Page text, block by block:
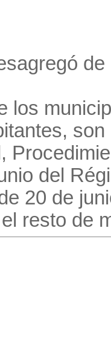
los
del
20 de
resto de